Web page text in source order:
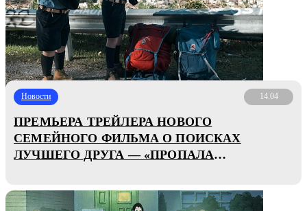
Новости 14.04
ПРЕМЬЕРА ТРЕЙЛЕРА НОВОГО
СЕМЕЙНОГО ФИЛЬМА О ПОИСКАХ
ЛУЧШЕГО ДРУГА — «ПРОПАЛА